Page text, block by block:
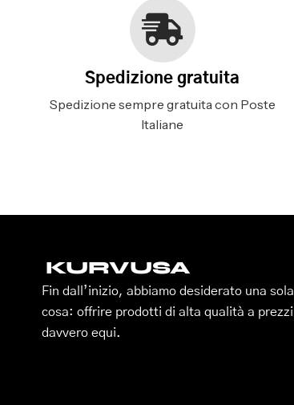
Spedizione gratuita
Spedizione sempre gratuita con Poste
Italiane
KURVUSA
Fin dall’inizio, abbiamo desiderato una sola
cosa: offrire prodotti di alta qualità a prezzi
davvero equi.